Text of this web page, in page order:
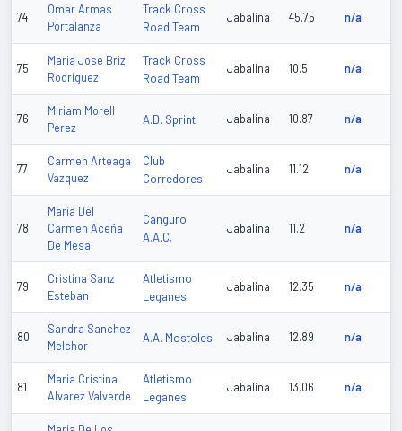
74
Omar Armas
Portalanza
Track Cross
Road Team
Jabalina 45.75 n/a
75
Maria Jose Briz
Rodriguez
Track Cross
Road Team
Jabalina 10.5 n/a
76
Miriam Morell
Perez
A.D. Sprint Jabalina 10.87 n/a
77
Carmen Arteaga
Vazquez
Club
Corredores
Jabalina 11.12 n/a
78
Maria Del
Carmen Aceña
De Mesa
Canguro
A.A.C.
Jabalina 11.2 n/a
79
Cristina Sanz
Esteban
Atletismo
Leganes
Jabalina 12.35 n/a
80
Sandra Sanchez
Melchor
A.A. Mostoles Jabalina 12.89 n/a
81
Maria Cristina
Alvarez Valverde
Atletismo
Leganes
Jabalina 13.06 n/a